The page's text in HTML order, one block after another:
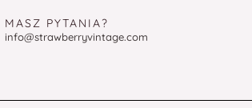
MASZ PYTANIA?
info@strawberryvintage.com